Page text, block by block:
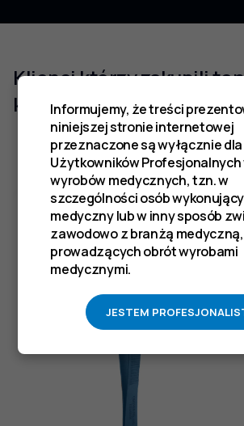
Klienci którzy zakupili
kupili również
Informujemy, że treści
niniejszej stronie internetowej
przeznaczone są wyłącznie dla
Użytkowników Profesjonalnych
wyrobów medycznych, tzn. w
szczególności osób
medyczny lub w inny sposób
zawodowo z branżą
prowadzących obrót wyrobami
medycznymi.
JESTEM